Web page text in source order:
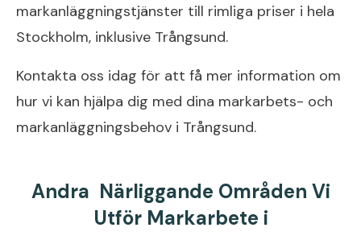
markanläggningstjänster till rimliga priser i hela
Stockholm, inklusive Trångsund.
Kontakta oss idag för att få mer information om
hur vi kan hjälpa dig med dina markarbets- och
markanläggningsbehov i Trångsund.
Andra Närliggande Områden Vi
Utför Markarbete i